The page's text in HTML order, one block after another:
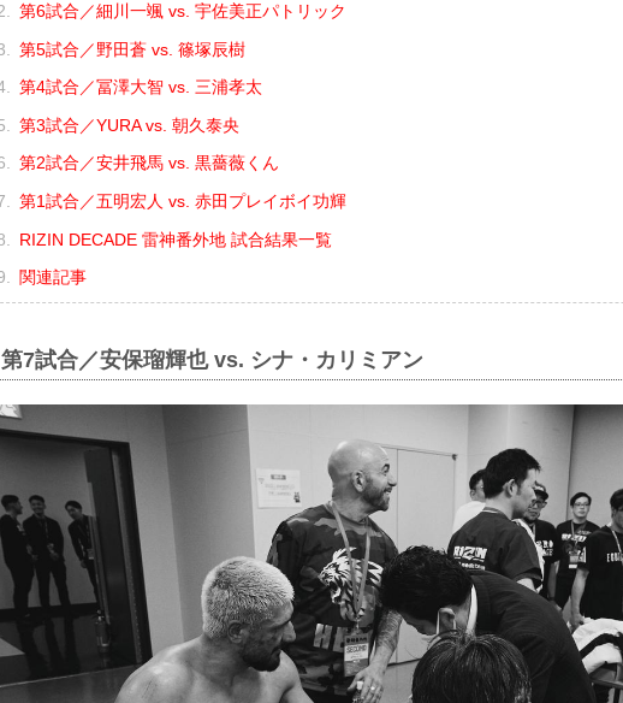
第6試合／細川一颯 vs. 宇佐美正パトリック
第5試合／野田蒼 vs. 篠塚辰樹
第4試合／冨澤大智 vs. 三浦孝太
第3試合／YURA vs. 朝久泰央
第2試合／安井飛馬 vs. 黒薔薇くん
第1試合／五明宏人 vs. 赤田プレイボイ功輝
RIZIN DECADE 雷神番外地 試合結果一覧
関連記事
第7試合／安保瑠輝也 vs. シナ・カリミアン